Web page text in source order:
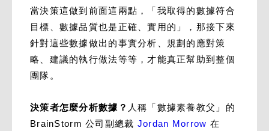
當決策這做到前面這兩點，「我取得的數據符合
目標、數據品質也是正確、實用的」，那接下來
針對這些數據做出的事實分析、規劃的應對策
略、建議的執行做法等等，才能真正幫助到整個
團隊。
決策者怎麼分析數據？ 人稱「數據素養教父」的
BrainStorm 公司副總裁 Jordan Morrow 在